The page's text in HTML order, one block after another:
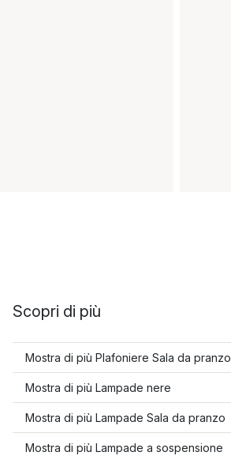
Scopri di più
Mostra di più Plafoniere Sala da pranzo
Mostra di più Lampade nere
Mostra di più Lampade Sala da pranzo
Mostra di più Lampade a sospensione